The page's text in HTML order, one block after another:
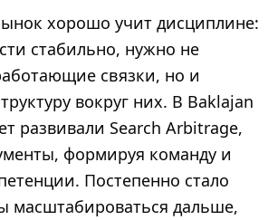
хорошо учит дисциплине:
стабильно, нужно не
связки, но и
вокруг них. В Baklajan
развивали Search Arbitrage,
формируя команду и
Постепенно стало
масштабироваться дальше,